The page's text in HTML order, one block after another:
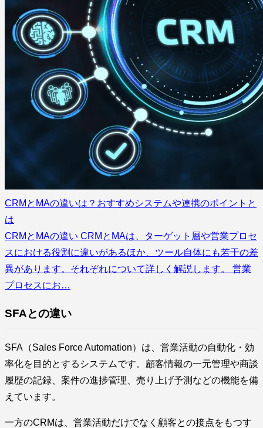
CRMとMAの違いは？おすすめシステムや連携のポイントと
は
CRMとMAの違い CRMとMAは、ターゲット層や営業プロセ
スにおける役割に違いがあるほか、ツール自体にも若干の差
異があります。それぞれについて詳しく解説します。 営業
プロセスにお…
SFAとの違い
SFA（Sales Force Automation）は、営業活動の自動化・効
率化を目的とするシステムです。顧客情報の一元管理や商談
履歴の記録、案件の進捗管理、売り上げ予測などの機能を備
えています。
一方のCRMは、営業活動だけでなく顧客との接点をもつす